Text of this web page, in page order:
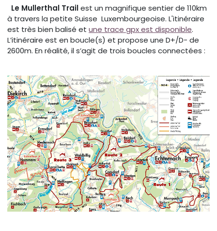
Le Mullerthal Trailest un magnifique sentier de 110km
à travers la petite Suisse Luxembourgeoise. L'itinéraire
est très bien balisé et une trace gpx est disponible.
L’itinéraire est en boucle(s) et propose une D+/D- de
2600m. En réalité, il s’agit de trois boucles connectées :